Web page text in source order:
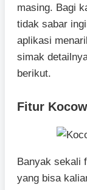
masing. Bagi
tidak sabar
aplikasi
simak
berikut.
Fitur
Banyak sekali
yang bisa